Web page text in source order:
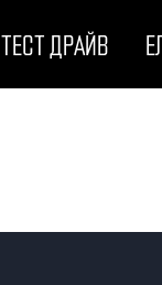
ТЕСТ ДРАЙВ